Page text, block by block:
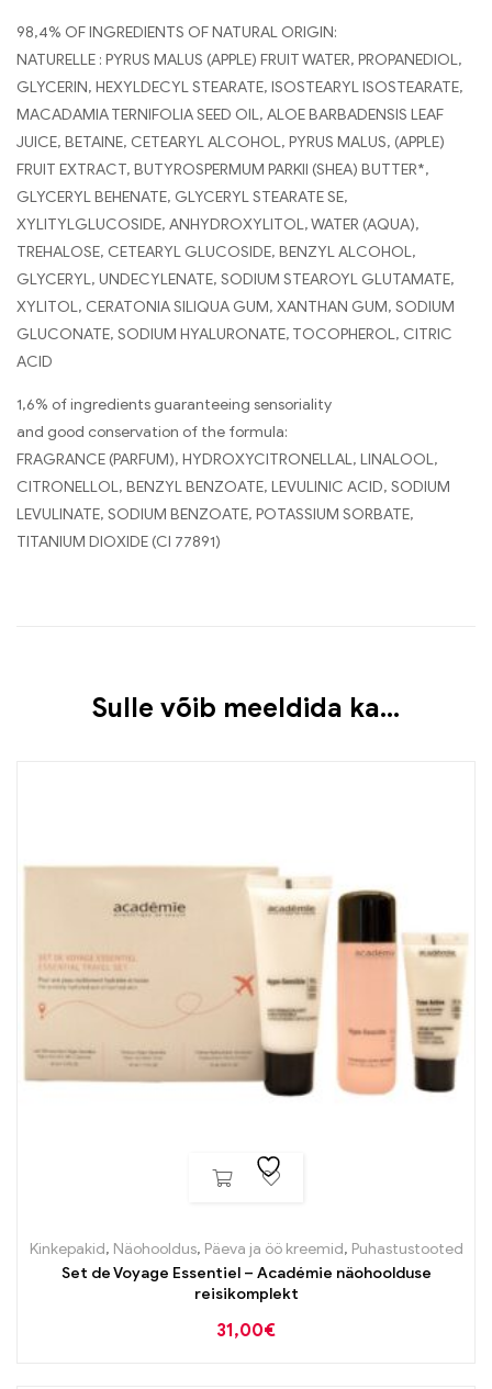
98,4% OF INGREDIENTS OF NATURAL ORIGIN:
NATURELLE : PYRUS MALUS (APPLE) FRUIT WATER, PROPANEDIOL,
GLYCERIN, HEXYLDECYL STEARATE, ISOSTEARYL ISOSTEARATE,
MACADAMIA TERNIFOLIA SEED OIL, ALOE BARBADENSIS LEAF
JUICE, BETAINE, CETEARYL ALCOHOL, PYRUS MALUS, (APPLE)
FRUIT EXTRACT, BUTYROSPERMUM PARKII (SHEA) BUTTER*,
GLYCERYL BEHENATE, GLYCERYL STEARATE SE,
XYLITYLGLUCOSIDE, ANHYDROXYLITOL, WATER (AQUA),
TREHALOSE, CETEARYL GLUCOSIDE, BENZYL ALCOHOL,
GLYCERYL, UNDECYLENATE, SODIUM STEAROYL GLUTAMATE,
XYLITOL, CERATONIA SILIQUA GUM, XANTHAN GUM, SODIUM
GLUCONATE, SODIUM HYALURONATE, TOCOPHEROL, CITRIC
ACID
1,6% of ingredients guaranteeing sensoriality
and good conservation of the formula:
FRAGRANCE (PARFUM), HYDROXYCITRONELLAL, LINALOOL,
CITRONELLOL, BENZYL BENZOATE, LEVULINIC ACID, SODIUM
LEVULINATE, SODIUM BENZOATE, POTASSIUM SORBATE,
TITANIUM DIOXIDE (CI 77891)
Sulle võib meeldida ka…
Kinkepakid, Näohooldus, Päeva ja öö kreemid, Puhastustooted
Set de Voyage Essentiel – Académie näohoolduse
reisikomplekt
31,00€